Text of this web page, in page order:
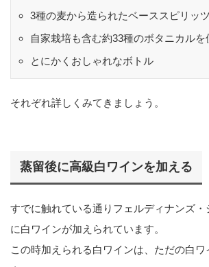
3種の麦から造られたベーススピリッ
自家栽培も含む約33種のボタニカルを
とにかくおしゃれなボトル
それぞれ詳しくみてきましょう。
蒸留後に高級白ワインを加える
すでに触れている通りフェルディナンズ
に白ワインが加えられています。
この時加えられる白ワインは、ただの白